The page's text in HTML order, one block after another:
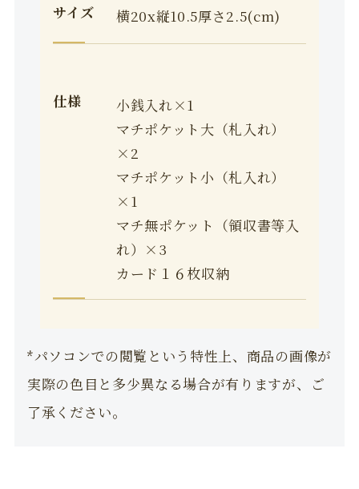
サイズ 横20x縦10.5厚さ2.5(cm)
仕様
小銭入れ×1
マチポケット大（札入れ）
×2
マチポケット小（札入れ）
×1
マチ無ポケット（領収書等入
れ）×3
カード１６枚収納
*パソコンでの閲覧という特性上、商品の画像が
実際の色目と多少異なる場合が有りますが、ご
了承ください。